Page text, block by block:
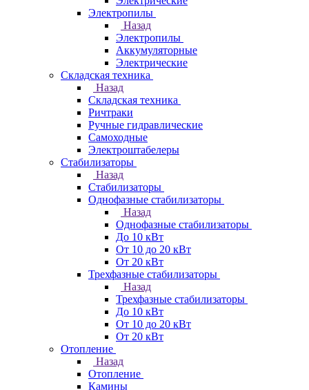
Электропилы
Назад
Электропилы
Аккумуляторные
Электрические
Складская техника
Назад
Складская техника
Ричтраки
Ручные гидравлические
Самоходные
Электроштабелеры
Стабилизаторы
Назад
Стабилизаторы
Однофазные стабилизаторы
Назад
Однофазные стабилизаторы
До 10 кВт
От 10 до 20 кВт
От 20 кВт
Трехфазные стабилизаторы
Назад
Трехфазные стабилизаторы
До 10 кВт
От 10 до 20 кВт
От 20 кВт
Отопление
Назад
Отопление
Камины